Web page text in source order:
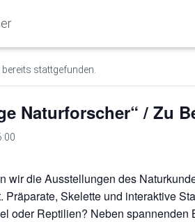
stattgefunden.
Naturforscher“ / Zu
wir die Ausstellungen des
Präparate, Skelette und interaktive
oder Reptilien? Neben